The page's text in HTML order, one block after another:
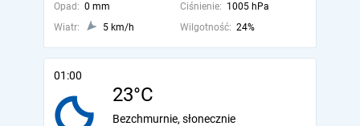
Opad: 0 mm Ciśnienie: 1005 hPa
Wiatr:
5 km/h Wilgotność: 24%
01:00
23°C
Bezchmurnie, słonecznie